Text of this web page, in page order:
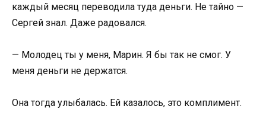
каждый месяц переводила туда деньги. Не тайно —
Сергей знал. Даже радовался.
— Молодец ты у меня, Марин. Я бы так не смог. У
меня деньги не держатся.
Она тогда улыбалась. Ей казалось, это комплимент.